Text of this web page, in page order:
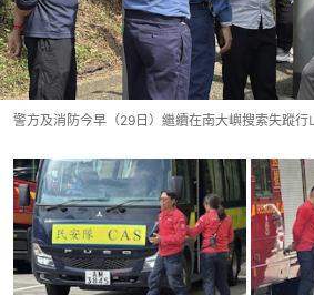
警方及消防今早（29日）繼續在南大嶼搜索失蹤行